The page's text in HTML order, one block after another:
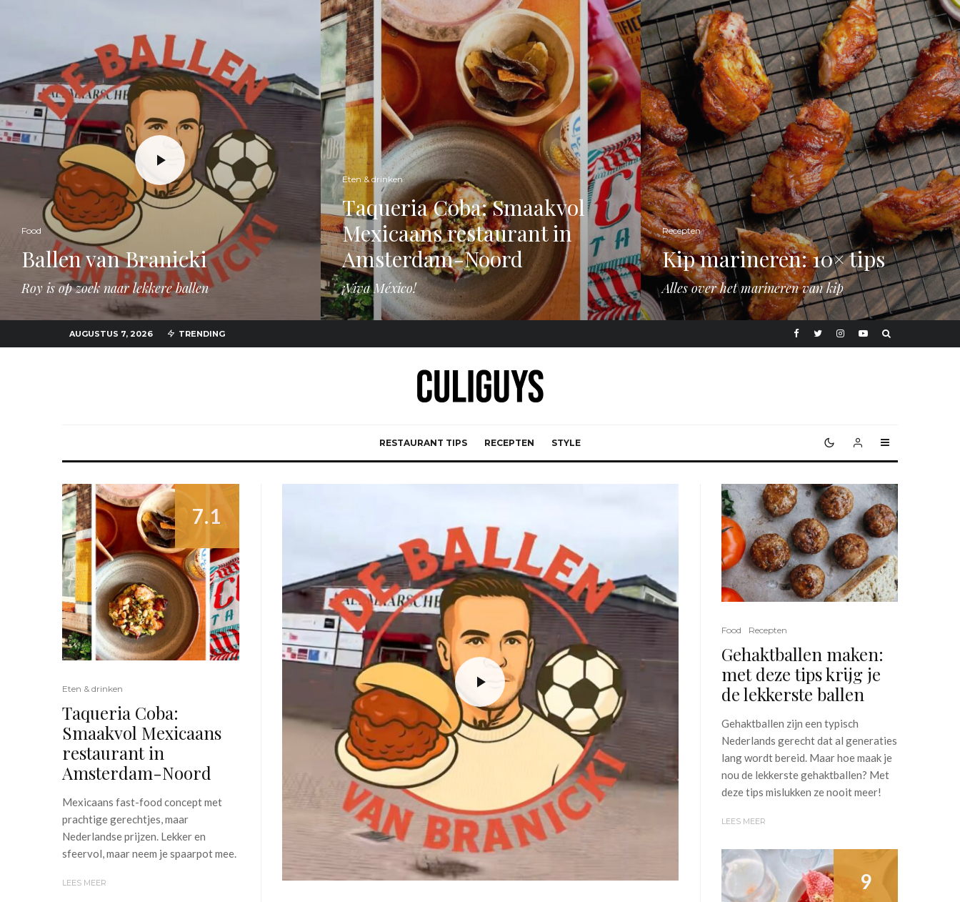
Food
Ballen van Branicki
Roy is op zoek naar lekkere ballen
Eten & drinken
Taqueria Coba: Smaakvol
Mexicaans restaurant in
Amsterdam-Noord
¡Viva México!
Recepten
Kip marineren: 10× tips
Alles over het marineren van kip
AUGUSTUS 7, 2026 TRENDING
RESTAURANT TIPS RECEPTEN STYLE
7.1
Eten & drinken
Taqueria Coba:
Smaakvol Mexicaans
restaurant in
Amsterdam-Noord
Mexicaans fast-food concept met
prachtige gerechtjes, maar
Nederlandse prijzen. Lekker en
sfeervol, maar neem je spaarpot mee.
LEES MEER
Food Recepten
Gehaktballen maken:
met deze tips krijg je
de lekkerste ballen
Gehaktballen zijn een typisch
Nederlands gerecht dat al generaties
lang wordt bereid. Maar hoe maak je
nou de lekkerste gehaktballen? Met
deze tips mislukken ze nooit meer!
LEES MEER
9